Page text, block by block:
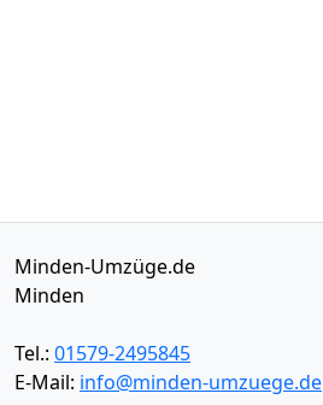
Minden-Umzüge.de
Minden
Tel.: 01579-2495845
E-Mail: info@minden-umzuege.de